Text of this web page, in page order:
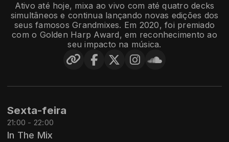
Ativo até hoje, mixa ao vivo com até quatro decks
simultâneos e continua lançando novas edições dos
seus famosos Grandmixes. Em 2020, foi premiado
com o Golden Harp Award, em reconhecimento ao
seu impacto na música.
Sexta-feira
21:00 - 22:00
In The Mix